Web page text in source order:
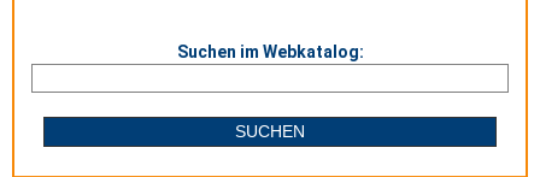
Suchen im Webkatalog: